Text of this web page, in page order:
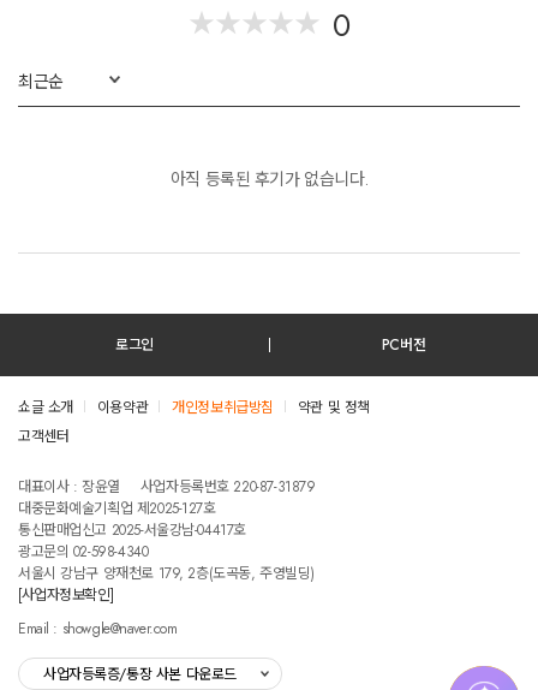
★★★★★
★★★★★ 0
최근순
아직 등록된 후기가 없습니다.
로그인 PC버전
쇼글 소개 이용약관 개인정보취급방침
약관 및 정책
고객센터
대표이사 : 장윤열
사업자등록번호 220-87-31879
대중문화예술기획업 제2025-127호
통신판매업신고 2025-서울강남-04417호
광고문의 02-598-4340
서울시 강남구 양재천로 179, 2층(도곡동, 주영빌딩)
[사업자정보확인]
Email : showgle@naver.com
사업자등록증/통장 사본 다운로드